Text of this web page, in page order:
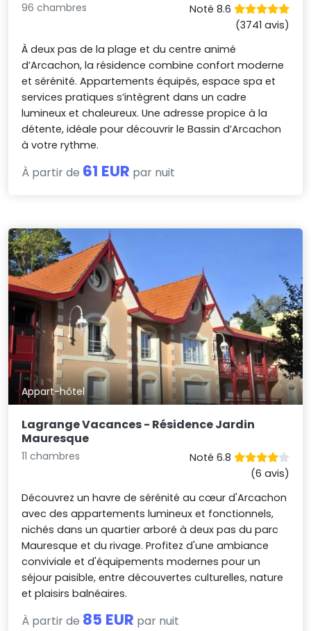
96 chambres
Noté 8.6
(3741 avis)
À deux pas de la plage et du centre animé
d’Arcachon, la résidence combine confort moderne
et sérénité. Appartements équipés, espace spa et
services pratiques s’intègrent dans un cadre
lumineux et chaleureux. Une adresse propice à la
détente, idéale pour découvrir le Bassin d’Arcachon
à votre rythme.
À partir de 61 EUR par nuit
Appart-hôtel
Lagrange Vacances - Résidence Jardin
Mauresque
11 chambres
Noté 6.8
(6 avis)
Découvrez un havre de sérénité au cœur d'Arcachon
avec des appartements lumineux et fonctionnels,
nichés dans un quartier arboré à deux pas du parc
Mauresque et du rivage. Profitez d'une ambiance
conviviale et d'équipements modernes pour un
séjour paisible, entre découvertes culturelles, nature
et plaisirs balnéaires.
À partir de 85 EUR par nuit